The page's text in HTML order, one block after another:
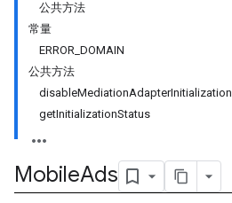
公共方法
常量
ERROR_DOMAIN
公共方法
disableMediationAdapterInitialization
getInitializationStatus
MobileAds